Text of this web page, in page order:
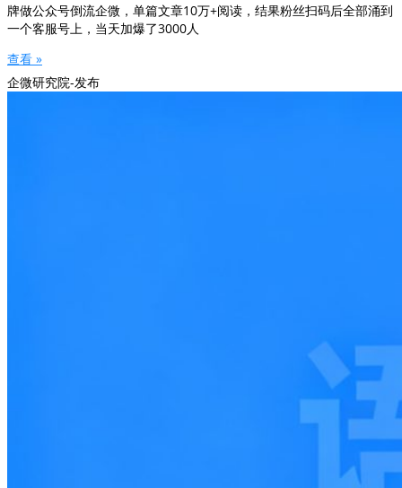
牌做公众号倒流企微，单篇文章10万+阅读，结果粉丝扫码后全部涌到
一个客服号上，当天加爆了3000人
查看 »
企微研究院-发布